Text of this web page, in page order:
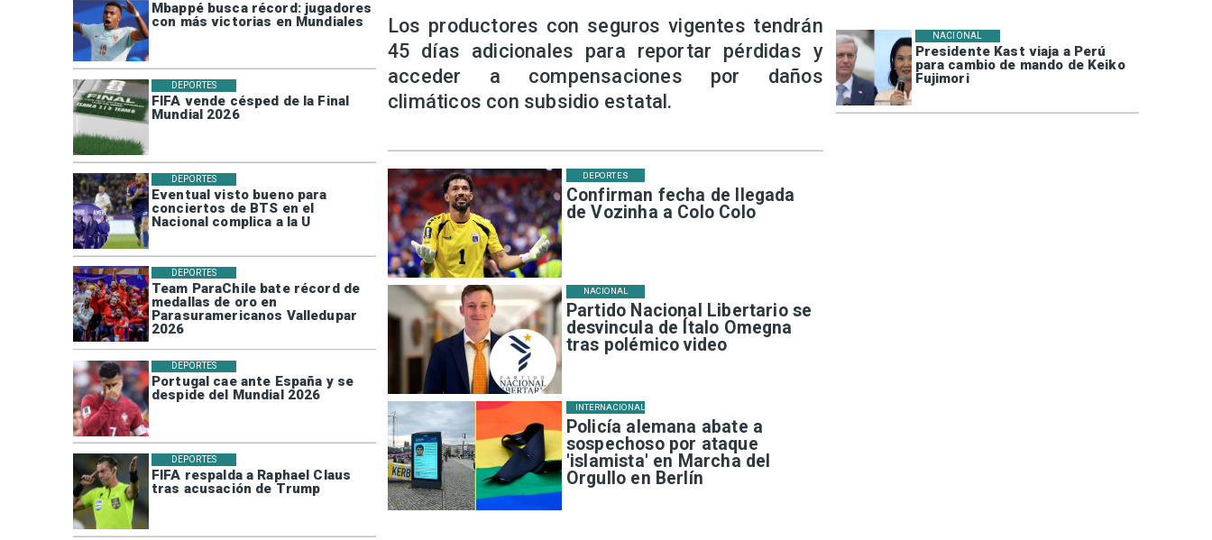
Presidente Kast viaja a Perú
para cambio de mando de Keiko
Fujimori
NACIONAL
Mbappé busca récord: jugadores
con más victorias en Mundiales
FIFA vende césped de la Final
Mundial 2026
DEPORTES
Eventual visto bueno para
conciertos de BTS en el
Nacional complica a la U
DEPORTES
Team ParaChile bate récord de
medallas de oro en
Parasuramericanos Valledupar
2026
DEPORTES
Portugal cae ante España y se
despide del Mundial 2026
DEPORTES
FIFA respalda a Raphael Claus
tras acusación de Trump
DEPORTES
Confirman fecha de llegada
de Vozinha a Colo Colo
DEPORTES
Partido Nacional Libertario se
desvincula de Ítalo Omegna
tras polémico video
NACIONAL
Policía alemana abate a
sospechoso por ataque
'islamista' en Marcha del
Orgullo en Berlín
INTERNACIONAL
Los productores con seguros vigentes tendrán
45 días adicionales para reportar pérdidas y
acceder a compensaciones por daños
climáticos con subsidio estatal.